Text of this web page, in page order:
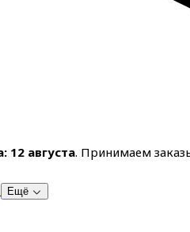
12 августа. Принимаем
Ещё